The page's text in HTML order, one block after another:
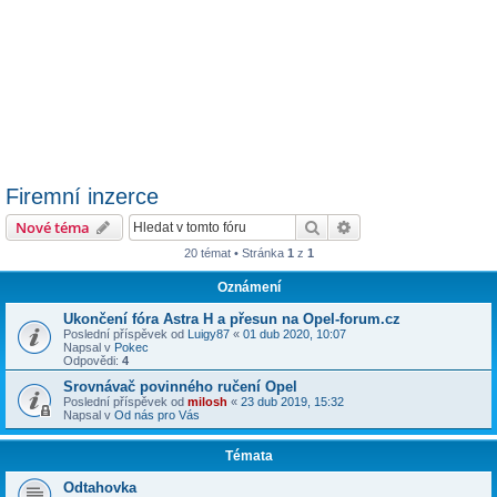
Firemní inzerce
Nové téma Hledat
20 témat • Stránka 1 z 1
Oznámení
Ukončení fóra Astra H a přesun na Opel-forum.cz
Poslední příspěvek od Luigy87 « 01 dub 2020, 10:07
Napsal v Pokec
Odpovědi: 4
Srovnávač povinného ručení Opel
Poslední příspěvek od milosh « 23 dub 2019, 15:32
Napsal v Od nás pro Vás
Témata
Odtahovka